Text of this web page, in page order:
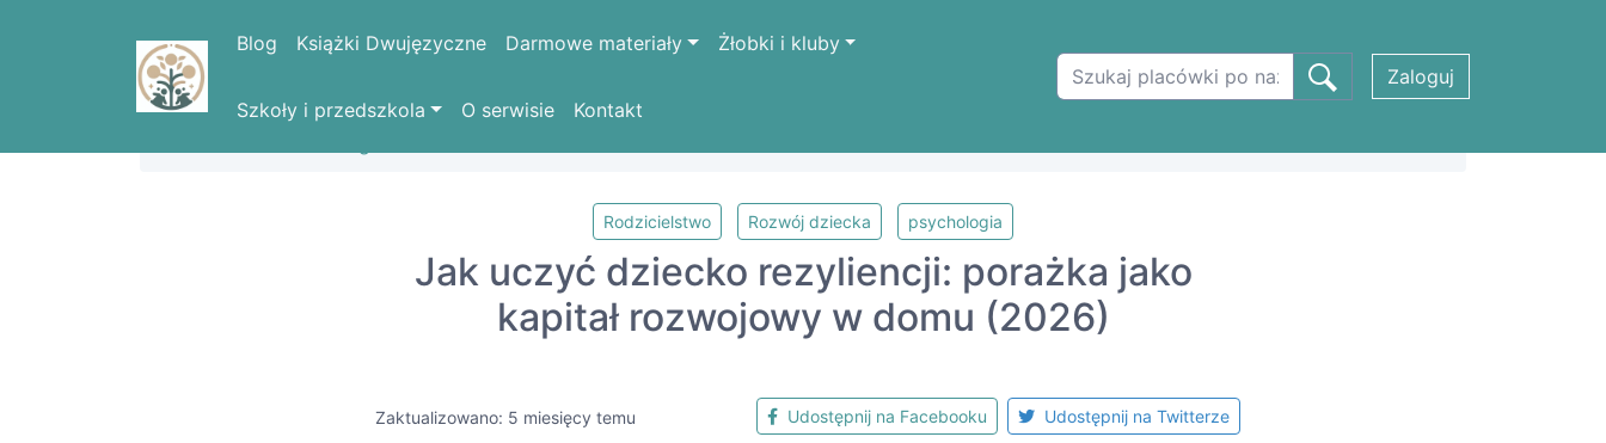
Blog Książki Dwujęzyczne Darmowe materiały Żłobki i kluby
Szkoły i przedszkola O serwisie Kontakt
Zaloguj
Rodzicielstwo Rozwój dziecka psychologia
Jak uczyć dziecko rezyliencji: porażka jako
kapitał rozwojowy w domu (2026)
Zaktualizowano: 5 miesięcy temu Udostępnij na Facebooku Udostępnij na Twitterze